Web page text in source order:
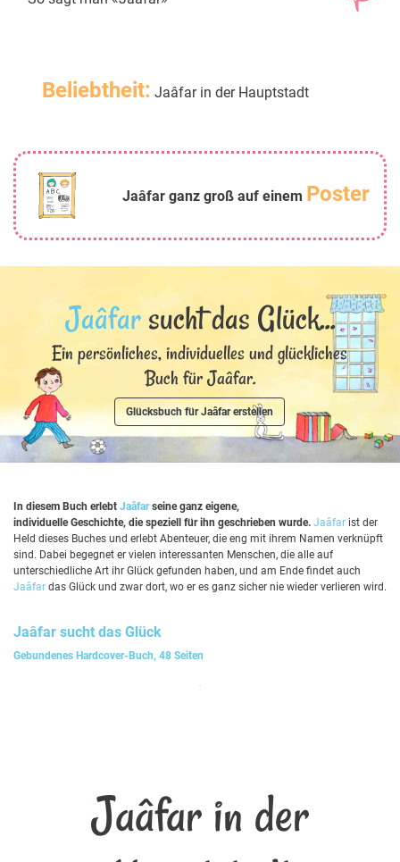
Beliebtheit: Jaâfar in der Hauptstadt
Jaâfar ganz groß auf einem Poster
Jaâfarsucht das Glück...
Ein persönliches, individuelles und glückliches
Buch für Jaâfar.
Glücksbuch für Jaâfar erstellen
In diesem Buch erlebt Jaâfarseine ganz eigene,
individuelle Geschichte, die speziell für ihn geschrieben wurde. Jaâfar ist der
Held dieses Buches und erlebt Abenteuer, die eng mit ihrem Namen verknüpft
sind. Dabei begegnet er vielen interessanten Menschen, die alle auf
unterschiedliche Art ihr Glück gefunden haben, und am Ende findet auch
Jaâfar das Glück und zwar dort, wo er es ganz sicher nie wieder verlieren wird.
Jaâfar sucht das Glück
Gebundenes Hardcover-Buch, 48 Seiten
Jaâfar in der